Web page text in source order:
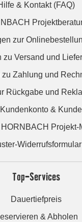
& Kontakt (FAQ)
zur
zu Versand und
zu Zahlung und
Rückgabe und
&
Projekt-
Widerrufsformular
Top-Services
Dauertiefpreis
& Abholen